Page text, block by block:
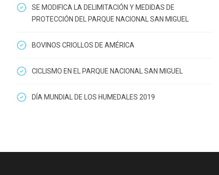
SE MODIFICA LA DELIMITACIÓN Y MEDIDAS DE
PROTECCIÓN DEL PARQUE NACIONAL SAN MIGUEL
BOVINOS CRIOLLOS DE AMÉRICA
CICLISMO EN EL PARQUE NACIONAL SAN MIGUEL
DÍA MUNDIAL DE LOS HUMEDALES 2019